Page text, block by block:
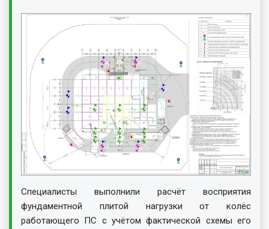
Специалисты выполнили расчёт восприятия
фундаментной плитой нагрузки от колёс
работающего ПС с учётом фактической схемы его